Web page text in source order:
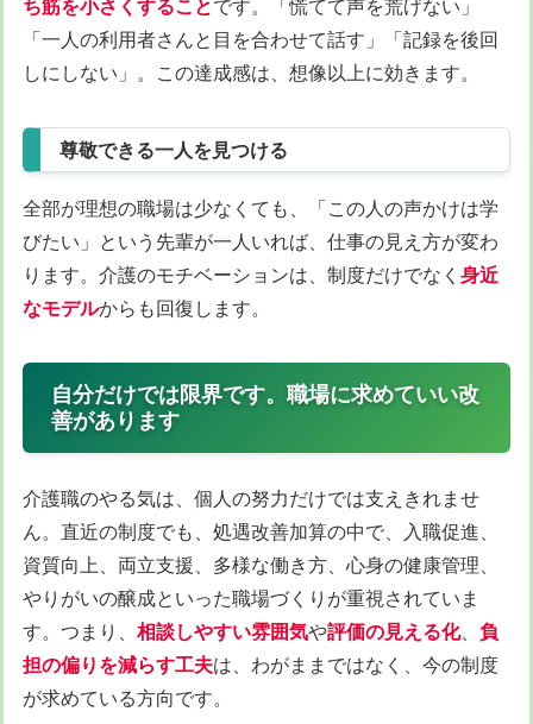
ち筋を小さくすることです。「慌てて声を荒げない」
「一人の利用者さんと目を合わせて話す」「記録を後回
しにしない」。この達成感は、想像以上に効きます。
尊敬できる一人を見つける
全部が理想の職場は少なくても、「この人の声かけは学
びたい」という先輩が一人いれば、仕事の見え方が変わ
ります。介護のモチベーションは、制度だけでなく 身近
なモデルからも回復します。
自分だけでは限界です。職場に求めていい改
善があります
介護職のやる気は、個人の努力だけでは支えきれませ
ん。直近の制度でも、処遇改善加算の中で、入職促進、
資質向上、両立支援、多様な働き方、心身の健康管理、
やりがいの醸成といった職場づくりが重視されていま
す。つまり、 相談しやすい雰囲気や評価の見える化、 負
担の偏りを減らす工夫は、わがままではなく、今の制度
が求めている方向です。